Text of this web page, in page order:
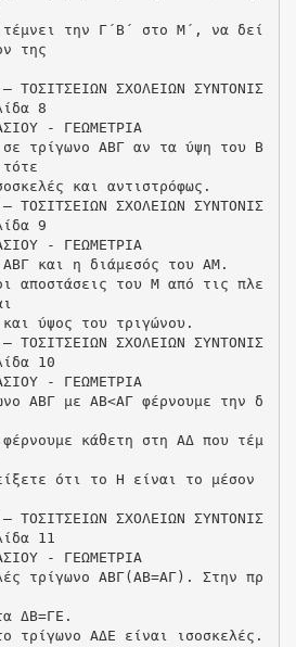
την Γ΄Β΄ στο Μ΄, να δεί
της
ΤΟΣΙΤΣΕΙΩΝ ΣΧΟΛΕΙΩΝ ΣΥΝΤΟΝΙΣ
8
- ΓΕΩΜΕΤΡΙΑ
τρίγωνο ΑΒΓ αν τα ύψη του Β
και αντιστρόφως.
ΤΟΣΙΤΣΕΙΩΝ ΣΧΟΛΕΙΩΝ ΣΥΝΤΟΝΙΣ
9
- ΓΕΩΜΕΤΡΙΑ
και η διάμεσός του ΑΜ.
αποστάσεις του Μ από τις πλε
ύψος του τριγώνου.
ΤΟΣΙΤΣΕΙΩΝ ΣΧΟΛΕΙΩΝ ΣΥΝΤΟΝΙΣ
10
- ΓΕΩΜΕΤΡΙΑ
ΑΒΓ με ΑΒ<ΑΓ φέρνουμε την δ
κάθετη στη ΑΔ που τέμ
ότι το Η είναι το μέσον
ΤΟΣΙΤΣΕΙΩΝ ΣΧΟΛΕΙΩΝ ΣΥΝΤΟΝΙΣ
11
- ΓΕΩΜΕΤΡΙΑ
τρίγωνο ΑΒΓ(ΑΒ=ΑΓ). Στην πρ
ΔΒ=ΓΕ.
τρίγωνο ΑΔΕ είναι ισοσκελές.